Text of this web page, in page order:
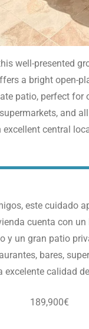
well-presented
a bright open-
patio, perfect for
and
excellent central
este cuidado
cuenta con
y un gran patio
bares,
excelente calidad
189,900€